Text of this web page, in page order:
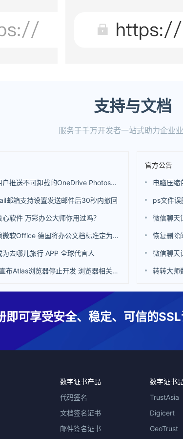
支持与文档
服务于千万开发者一站式助力企业
微软向用户推送不可卸载的OneDrive Photos应用 还是基于WebView开发的
邮箱支持设置发送邮件后30秒内撤回
软件 万彩办公大师你用过吗？
不再依赖微软Office 德国将办公文档标准定为ODF
为去哪儿旅行 APP 全球代言人
OpenAI宣布Atlas浏览器停止开发 浏览器相关功能也集成到ChatGPT中
官方公告
电脑压缩
ps文件误
微信聊天
恢复删除
微信聊天
转转大师
即可享受安全、稳定、可信的
数字证书产品
代码签名
文档签名证书
邮件签名证书
数字证书
TrustAsia
Digicert
GeoTrust